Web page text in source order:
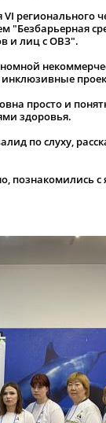
регионального
"Безбарьерная
и лиц с ОВЗ".
просто и
здоровья.
по слуху,
познакомились